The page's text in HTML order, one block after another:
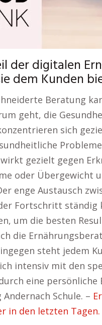
der digitalen
dem Kunden
Beratung
geht, die
sich
gezielt gegen
oder Übergewicht
enge Austausch
Fortschritt
um die besten
die
steht jedem
intensiv mit den
eine
Schule. –
in den letzten Tagen.